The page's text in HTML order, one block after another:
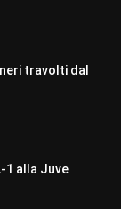
travolti dal
1 alla Juve